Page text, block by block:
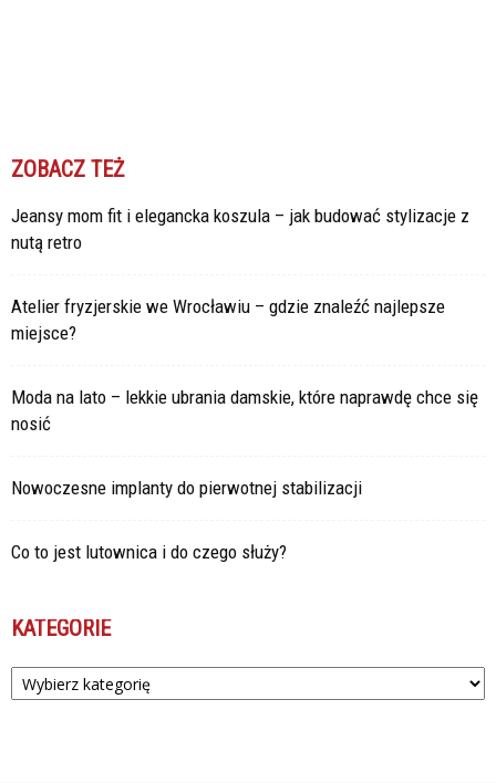
ZOBACZ TEŻ
Jeansy mom fit i elegancka koszula – jak budować stylizacje z
nutą retro
Atelier fryzjerskie we Wrocławiu – gdzie znaleźć najlepsze
miejsce?
Moda na lato – lekkie ubrania damskie, które naprawdę chce się
nosić
Nowoczesne implanty do pierwotnej stabilizacji
Co to jest lutownica i do czego służy?
KATEGORIE
Kategorie